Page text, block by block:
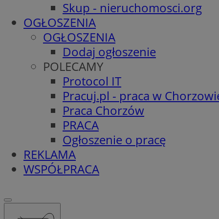
Skup - nieruchomosci.org
OGŁOSZENIA
OGŁOSZENIA
Dodaj ogłoszenie
POLECAMY
Protocol IT
Pracuj.pl - praca w
Praca Chorzów
PRACA
Ogłoszenie o pracę
REKLAMA
WSPÓŁPRACA